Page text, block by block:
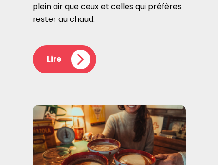
plein air que ceux et celles qui préfères
rester au chaud.
Lire